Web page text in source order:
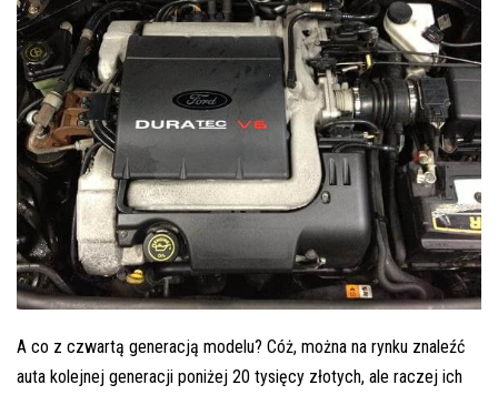
A co z czwartą generacją modelu? Cóż, można na rynku znaleźć
auta kolejnej generacji poniżej 20 tysięcy złotych, ale raczej ich